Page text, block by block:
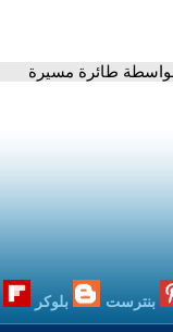
طائرة مسيرة
بنترست بلوكر